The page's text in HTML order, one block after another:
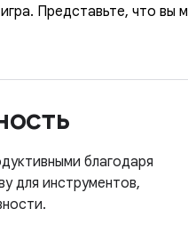
Представьте, что
благодаря
для инструментов,